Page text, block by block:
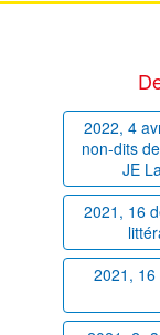
2022, 4
non-dits
JE
2021, 16
2021,